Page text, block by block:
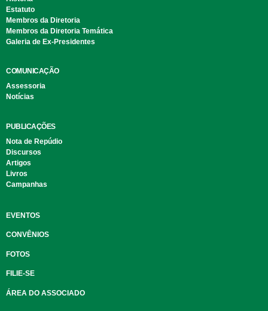
Estatuto
Membros da Diretoria
Membros da Diretoria Temática
Galeria de Ex-Presidentes
COMUNICAÇÃO
Assessoria
Notícias
PUBLICAÇÕES
Nota de Repúdio
Discursos
Artigos
Livros
Campanhas
EVENTOS
CONVÊNIOS
FOTOS
FILIE-SE
ÁREA DO ASSOCIADO